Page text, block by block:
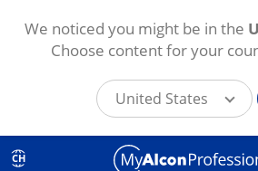
Direkt zum Inhalt
CH
We noticed you might be in the
Choose content for your
United States